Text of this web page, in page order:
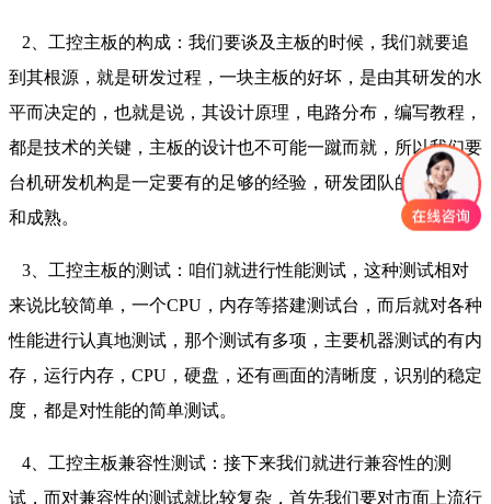
2、工控主板的构成：我们要谈及主板的时候，我们就要追
到其根源，就是研发过程，一块主板的好坏，是由其研发的水
平而决定的，也就是说，其设计原理，电路分布，编写教程，
都是技术的关键，主板的设计也不可能一蹴而就，所以我们要
台机研发机构是一定要有的足够的经验，研发团队的技术才会
和成熟。
3、工控主板的测试：咱们就进行性能测试，这种测试相对
来说比较简单，一个CPU，内存等搭建测试台，而后就对各种
性能进行认真地测试，那个测试有多项，主要机器测试的有内
存，运行内存，CPU，硬盘，还有画面的清晰度，识别的稳定
度，都是对性能的简单测试。
4、工控主板兼容性测试：接下来我们就进行兼容性的测
试，而对兼容性的测试就比较复杂，首先我们要对市面上流行